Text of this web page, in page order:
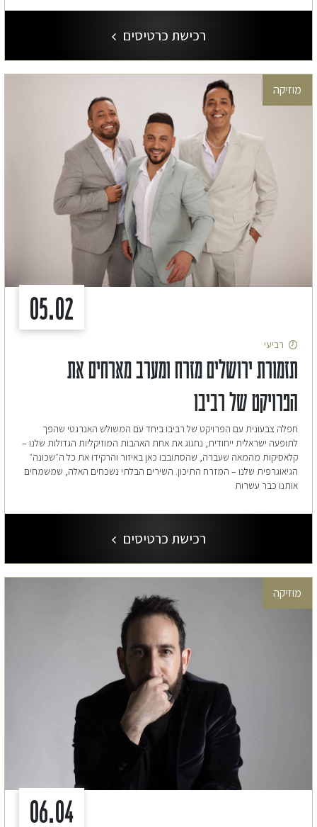
רכישת כרטיסים
05.02
מוזיקה
רביעי
תזמורת ירושלים מזרח ומערב מארחים את
הפרויקט של רביבו
חפלה צבעונית עם הפרויקט של רביבו ביחד עם המשולש האנרגטי שהפך
לתופעה ישראלית ייחודית, נחגוג את אחת האהבות המוזיקליות הגדולות שלנו –
קלאסיקות מהמאה שעברה, שהסתובבו כאן באיזור והרקידו את כל ה״שכונה״
הגיאוגרפית שלנו – המזרח התיכון. השירים הבלתי נשכחים האלה, שמשמחים
אותנו כבר עשרות
רכישת כרטיסים
06.04
מוזיקה